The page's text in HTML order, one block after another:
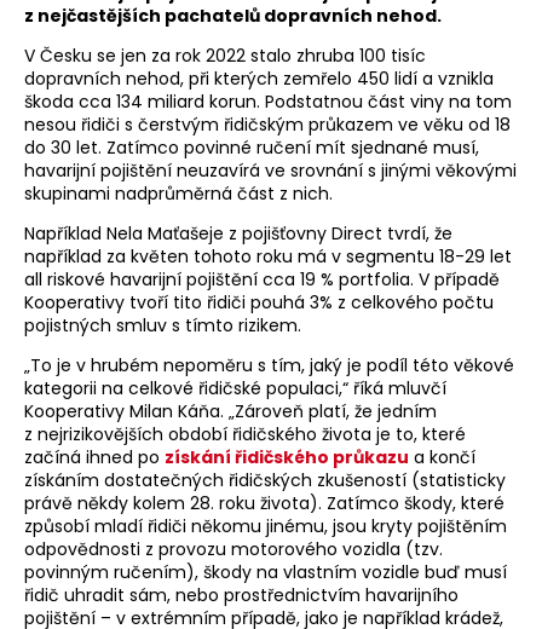
z nejčastějších pachatelů dopravních nehod.
V Česku se jen za rok 2022 stalo zhruba 100 tisíc
dopravních nehod, při kterých zemřelo 450 lidí a vznikla
škoda cca 134 miliard korun. Podstatnou část viny na tom
nesou řidiči s čerstvým řidičským průkazem ve věku od 18
do 30 let. Zatímco povinné ručení mít sjednané musí,
havarijní pojištění neuzavírá ve srovnání s jinými věkovými
skupinami nadprůměrná část z nich.
Například Nela Maťašeje z pojišťovny Direct tvrdí, že
například za květen tohoto roku má v segmentu 18-29 let
all riskové havarijní pojištění cca 19 % portfolia. V případě
Kooperativy tvoří tito řidiči pouhá 3% z celkového počtu
pojistných smluv s tímto rizikem.
„To je v hrubém nepoměru s tím, jaký je podíl této věkové
kategorii na celkové řidičské populaci,“ říká mluvčí
Kooperativy Milan Káňa. „Zároveň platí, že jedním
z nejrizikovějších období řidičského života je to, které
začíná ihned po získání řidičského průkazu a končí
získáním dostatečných řidičských zkušeností (statisticky
právě někdy kolem 28. roku života). Zatímco škody, které
způsobí mladí řidiči někomu jinému, jsou kryty pojištěním
odpovědnosti z provozu motorového vozidla (tzv.
povinným ručením), škody na vlastním vozidle buď musí
řidič uhradit sám, nebo prostřednictvím havarijního
pojištění – v extrémním případě, jako je například krádež,